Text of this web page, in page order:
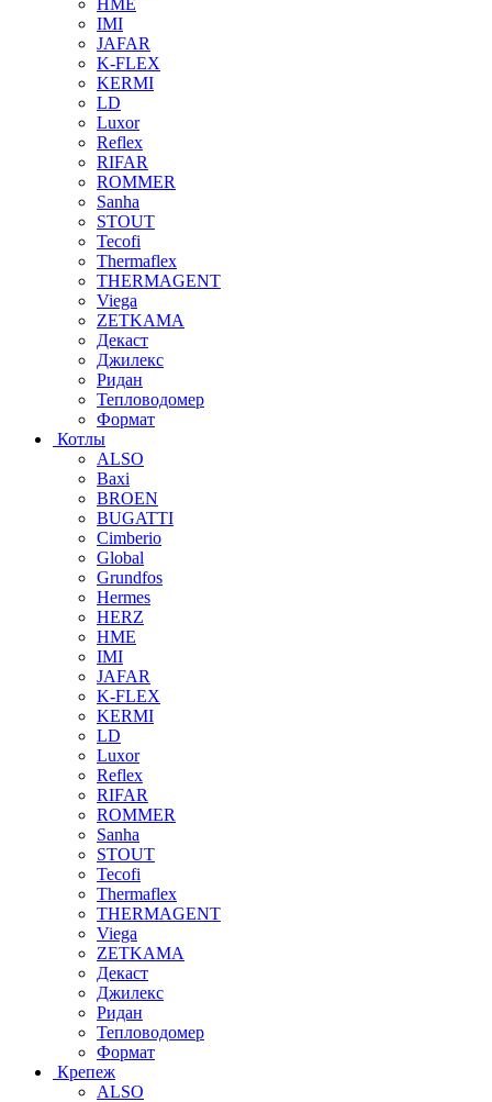
IMI
JAFAR
K-FLEX
KERMI
LD
Luxor
Reflex
RIFAR
ROMMER
Sanha
STOUT
Tecofi
Thermaflex
THERMAGENT
Viega
ZETKAMA
Декаст
Джилекс
Ридан
Тепловодомер
Формат
Котлы
ALSO
Baxi
BROEN
BUGATTI
Cimberio
Global
Grundfos
Hermes
HERZ
HME
IMI
JAFAR
K-FLEX
KERMI
LD
Luxor
Reflex
RIFAR
ROMMER
Sanha
STOUT
Tecofi
Thermaflex
THERMAGENT
Viega
ZETKAMA
Декаст
Джилекс
Ридан
Тепловодомер
Формат
Крепеж
ALSO